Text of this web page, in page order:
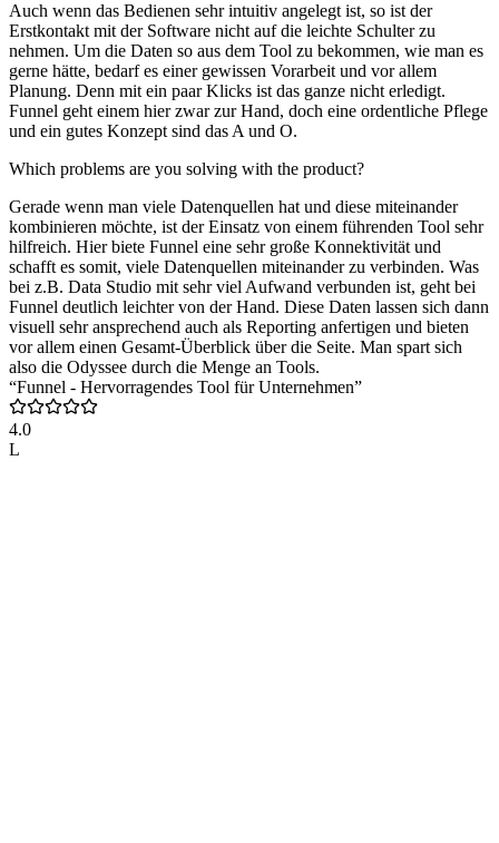
Auch wenn das Bedienen sehr intuitiv angelegt ist, so ist der
Erstkontakt mit der Software nicht auf die leichte Schulter zu
nehmen. Um die Daten so aus dem Tool zu bekommen, wie man es
gerne hätte, bedarf es einer gewissen Vorarbeit und vor allem
Planung. Denn mit ein paar Klicks ist das ganze nicht erledigt.
Funnel geht einem hier zwar zur Hand, doch eine ordentliche Pflege
und ein gutes Konzept sind das A und O.
Which problems are you solving with the product?
Gerade wenn man viele Datenquellen hat und diese miteinander
kombinieren möchte, ist der Einsatz von einem führenden Tool sehr
hilfreich. Hier biete Funnel eine sehr große Konnektivität und
schafft es somit, viele Datenquellen miteinander zu verbinden. Was
bei z.B. Data Studio mit sehr viel Aufwand verbunden ist, geht bei
Funnel deutlich leichter von der Hand. Diese Daten lassen sich dann
visuell sehr ansprechend auch als Reporting anfertigen und bieten
vor allem einen Gesamt-Überblick über die Seite. Man spart sich
also die Odyssee durch die Menge an Tools.
“Funnel - Hervorragendes Tool für Unternehmen”
4.0
L